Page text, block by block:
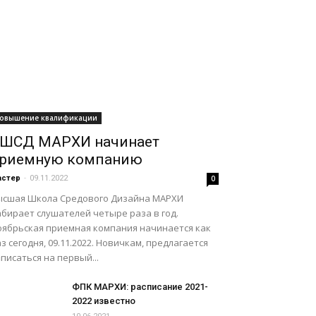
квалификации
МАРХИ начинает
компанию
- 09.11.2022 0
Школа Средового Дизайна МАРХИ
слушателей четыре раза в год.
приемная компания начинается как
сегодня, 09.11.2022. Новичкам, предлагается
на первый...
ФПК МАРХИ: расписание 2021-
2022 известно